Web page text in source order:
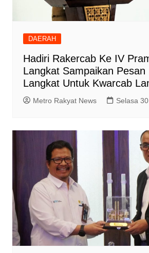
DAERAH
Hadiri Rakercab Ke IV
Langkat Sampaikan Pesan
Langkat Untuk Kwarcab
Metro Rakyat News Selasa